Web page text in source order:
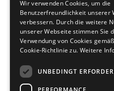
Brautschuhe
Sneaker
Übergrößen 43-44
Merlet
Nueva Epoca
RayRose
Bilder
Wir verwenden Cookies, um die
Benutzerfreundlichkeit unserer
verbessern. Durch die weitere
unserer Webseite stimmen Sie
Verwendung von Cookies
Cookie-Richtlinie zu. Weitere
UNBEDINGT